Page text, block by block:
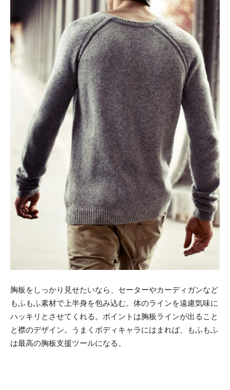
胸板をしっかり見せたいなら、セーターやカーディガンなど
もふもふ素材で上半身を包み込む。体のラインを遠慮気味に
ハッキリとさせてくれる。ポイントは胸板ラインが出ること
と襟のデザイン。うまくボディキャラにはまれば、もふもふ
は最高の胸板支援ツールになる。